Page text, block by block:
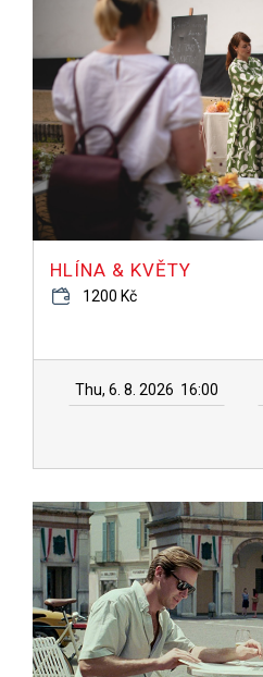
HLÍNA & KVĚTY
1200 Kč
Thu, 6. 8. 2026 16:00